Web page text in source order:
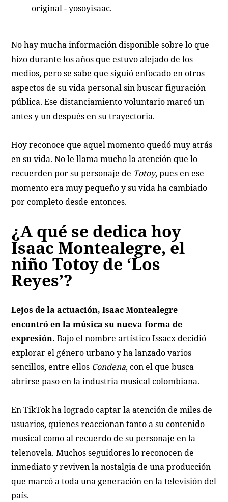
original - yosoyisaac.
No hay mucha información disponible sobre lo que
hizo durante los años que estuvo alejado de los
medios, pero se sabe que siguió enfocado en otros
aspectos de su vida personal sin buscar figuración
pública. Ese distanciamiento voluntario marcó un
antes y un después en su trayectoria.
Hoy reconoce que aquel momento quedó muy atrás
en su vida. No le llama mucho la atención que lo
recuerden por su personaje de Totoy, pues en ese
momento era muy pequeño y su vida ha cambiado
por completo desde entonces.
¿A qué se dedica hoy
Isaac Montealegre, el
niño Totoy de ‘Los
Reyes’?
Lejos de la actuación, Isaac Montealegre
encontró en la música su nueva forma de
expresión. Bajo el nombre artístico Issacx decidió
explorar el género urbano y ha lanzado varios
sencillos, entre ellos Condena, con el que busca
abrirse paso en la industria musical colombiana.
En TikTok ha logrado captar la atención de miles de
usuarios, quienes reaccionan tanto a su contenido
musical como al recuerdo de su personaje en la
telenovela. Muchos seguidores lo reconocen de
inmediato y reviven la nostalgia de una producción
que marcó a toda una generación en la televisión del
país.